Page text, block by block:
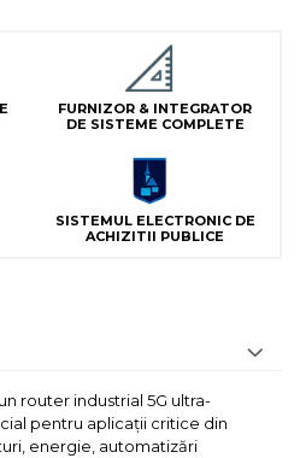
FURNIZOR & INTEGRATOR
DE SISTEME COMPLETE
SISTEMUL ELECTRONIC DE
ACHIZITII PUBLICE
router industrial 5G ultra-
pentru aplicații critice din
energie, automatizări